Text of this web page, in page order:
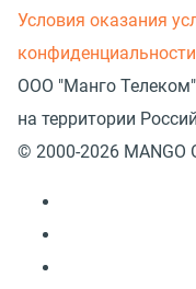
Условия оказания
конфиденциальности
ООО "Манго Телеком"
на территории
© 2000-2026 MANGO